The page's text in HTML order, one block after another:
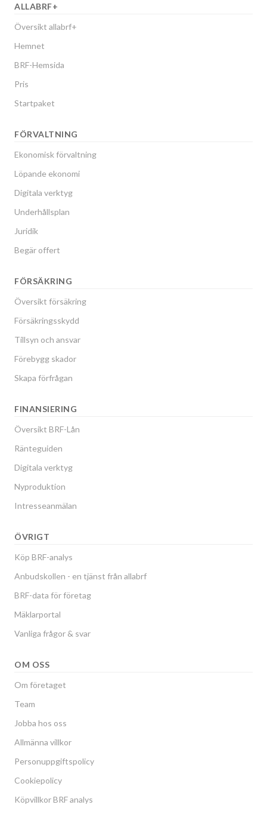
ALLABRF+
Översikt allabrf+
Hemnet
BRF-Hemsida
Pris
Startpaket
FÖRVALTNING
Ekonomisk förvaltning
Löpande ekonomi
Digitala verktyg
Underhållsplan
Juridik
Begär offert
FÖRSÄKRING
Översikt försäkring
Försäkringsskydd
Tillsyn och ansvar
Förebygg skador
Skapa förfrågan
FINANSIERING
Översikt BRF-Lån
Ränteguiden
Digitala verktyg
Nyproduktion
Intresseanmälan
ÖVRIGT
Köp BRF-analys
Anbudskollen - en tjänst från allabrf
BRF-data för företag
Mäklarportal
Vanliga frågor & svar
OM OSS
Om företaget
Team
Jobba hos oss
Allmänna villkor
Personuppgiftspolicy
Cookiepolicy
Köpvillkor BRF analys